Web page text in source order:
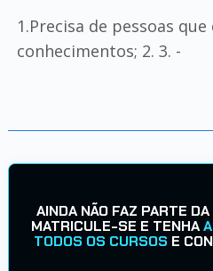
1.Precisa de pessoas
conhecimentos; 2. 3. -
AINDA NÃO FAZ PARTE DA
MATRICULE-SE E TENHA
TODOS OS CURSOS E